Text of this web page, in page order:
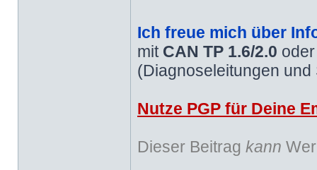
Ich freue mich über
mit CAN TP 1.6/2.0
(Diagnoseleitungen
Nutze PGP für Deine
Dieser Beitrag kann